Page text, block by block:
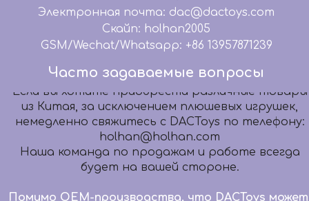
Электронная почта: dac@dactoys.com
Скайп: holhan2005
GSM/Wechat/Whatsapp: +86 13957871239
Часто задаваемые вопросы
дизайнеров передать ваши волшебные идеи
Идеальные продукты.
Могу ли я также купить другие продукты от
DACToys?
Если вы хотите приобрести различные товары
из Китая, за исключением плюшевых игрушек,
немедленно свяжитесь с DACToys по телефону:
holhan@holhan.com
Наша команда по продажам и работе всегда
будет на вашей стороне.
Помимо OEM-производства, что DACToys может